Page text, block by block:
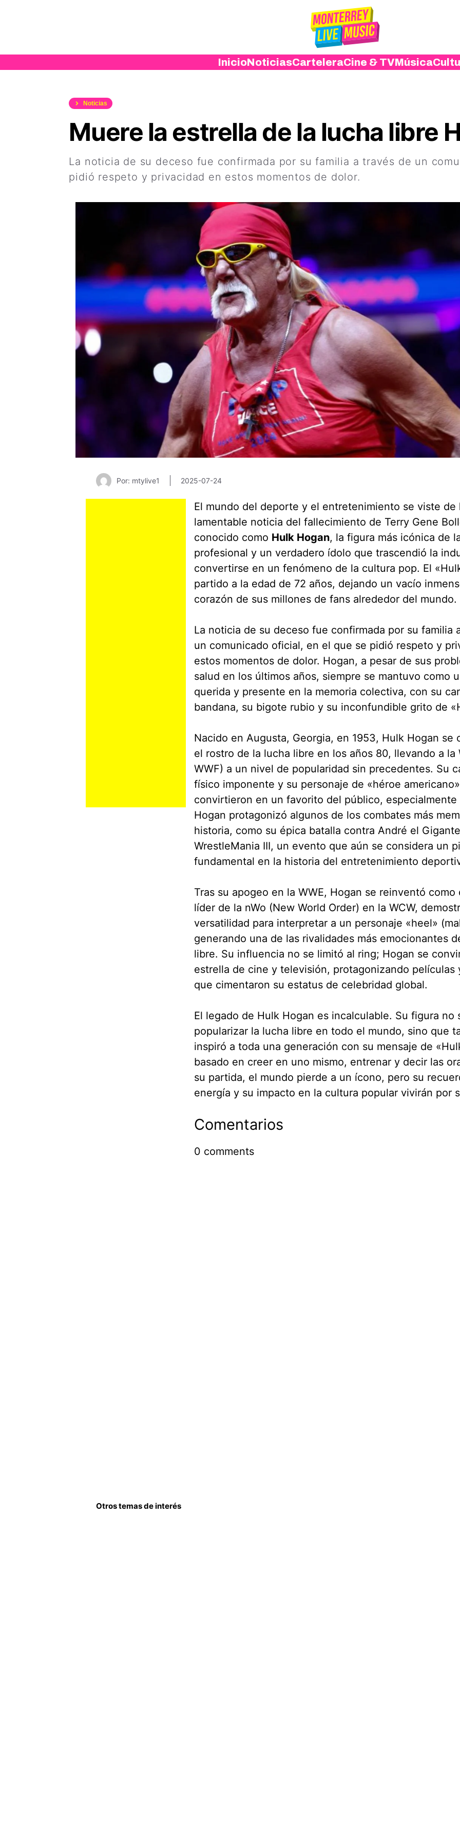
InicioNoticiasCarteleraCine & TVMúsica
Noticias
Muere la estrella de la lucha libre
La noticia de su deceso fue confirmada por su familia a través de un
pidió respeto y privacidad en estos momentos de dolor.
Por: mtylive1 2025-07-24
El mundo del deporte y el entretenimiento se viste de
lamentable noticia del fallecimiento de Terry Gene
conocido como Hulk Hogan, la figura más icónica de
profesional y un verdadero ídolo que trascendió la
convertirse en un fenómeno de la cultura pop. El
partido a la edad de 72 años, dejando un vacío
corazón de sus millones de fans alrededor del mundo.
La noticia de su deceso fue confirmada por su familia
un comunicado oficial, en el que se pidió respeto y
estos momentos de dolor. Hogan, a pesar de sus
salud en los últimos años, siempre se mantuvo como
querida y presente en la memoria colectiva, con su
bandana, su bigote rubio y su inconfundible grito de
Nacido en Augusta, Georgia, en 1953, Hulk Hogan se
el rostro de la lucha libre en los años 80, llevando a la
WWF) a un nivel de popularidad sin precedentes. Su
físico imponente y su personaje de «héroe
convirtieron en un favorito del público, especialmente
Hogan protagonizó algunos de los combates más
historia, como su épica batalla contra André el
WrestleMania III, un evento que aún se considera un
fundamental en la historia del entretenimiento
Tras su apogeo en la WWE, Hogan se reinventó como
líder de la nWo (New World Order) en la WCW,
versatilidad para interpretar a un personaje «heel»
generando una de las rivalidades más emocionantes
libre. Su influencia no se limitó al ring; Hogan se
estrella de cine y televisión, protagonizando películas
que cimentaron su estatus de celebridad global.
El legado de Hulk Hogan es incalculable. Su figura no
popularizar la lucha libre en todo el mundo, sino que
inspiró a toda una generación con su mensaje de
basado en creer en uno mismo, entrenar y decir las
su partida, el mundo pierde a un ícono, pero su
energía y su impacto en la cultura popular vivirán por
Comentarios
0 comments
Otros temas de interés